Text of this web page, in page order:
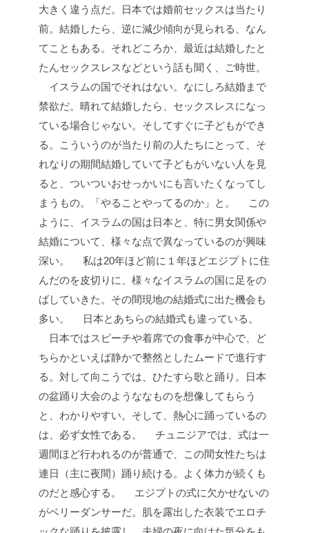
大きく違う点だ。日本では婚前セックスは当たり
前。結婚したら、逆に減少傾向が見られる、なん
てこともある。それどころか、最近は結婚したと
たんセックスレスなどという話も聞く、ご時世。
イスラムの国でそれはない。なにしろ結婚まで
禁欲だ。晴れて結婚したら、セックスレスになっ
ている場合じゃない。そしてすぐに子どもができ
る。こういうのが当たり前の人たちにとって、そ
れなりの期間結婚していて子どもがいない人を見
ると、ついついおせっかいにも言いたくなってし
まうもの。「やることやってるのか」と。
この
ように、イスラムの国は日本と、特に男女関係や
結婚について、様々な点で異なっているのが興味
深い。
私は20年ほど前に１年ほどエジプトに住
んだのを皮切りに、様々なイスラムの国に足をの
ばしていきた。その間現地の結婚式に出た機会も
多い。
日本とあちらの結婚式も違っている。
日本ではスピーチや着席での食事が中心で、ど
ちらかといえば静かで整然としたムードで進行す
る。対して向こうでは、ひたすら歌と踊り。日本
の盆踊り大会のようななものを想像してもらう
と、わかりやすい。そして、熱心に踊っているの
は、必ず女性である。
チュニジアでは、式は一
週間ほど行われるのが普通で、この間女性たちは
連日（主に夜間）踊り続ける。よく体力が続くも
のだと感心する。
エジプトの式に欠かせないの
がベリーダンサーだ。肌を露出した衣装でエロチ